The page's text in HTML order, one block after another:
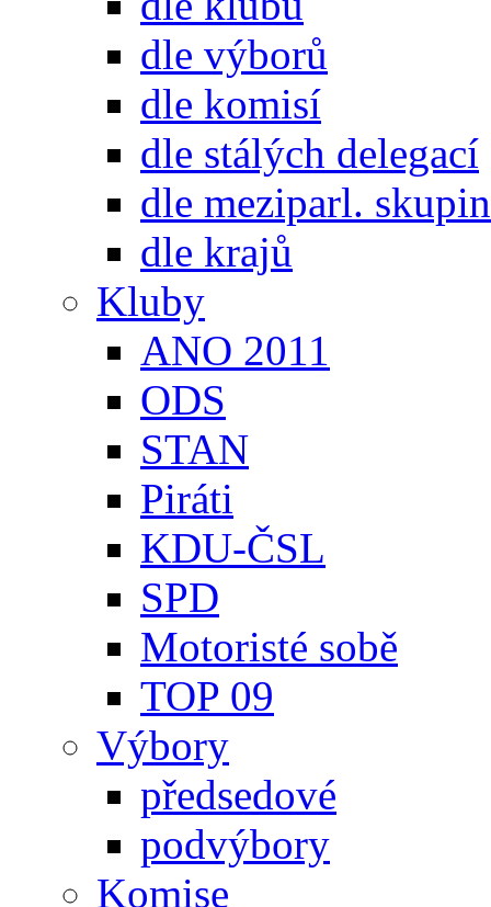
dle výborů
dle komisí
dle stálých delegací
dle meziparl. skupin
dle krajů
Kluby
ANO 2011
ODS
STAN
Piráti
KDU-ČSL
SPD
Motoristé sobě
TOP 09
Výbory
předsedové
podvýbory
Komise